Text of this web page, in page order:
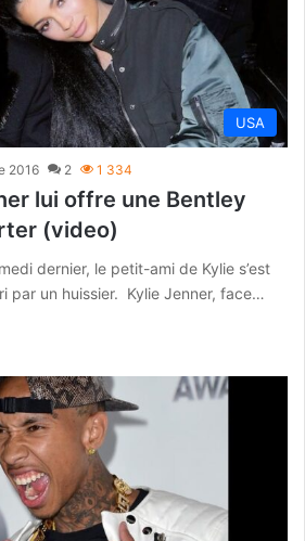
USA
2016 2 1 334
lui offre une Bentley
(video)
dernier, le petit-ami de Kylie s’est
par un huissier. Kylie Jenner, face…